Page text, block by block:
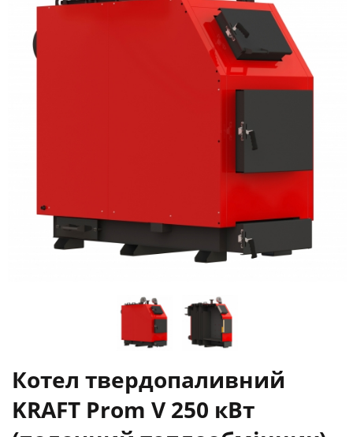
Котел твердопаливний
KRAFT Prom V 250 кВт